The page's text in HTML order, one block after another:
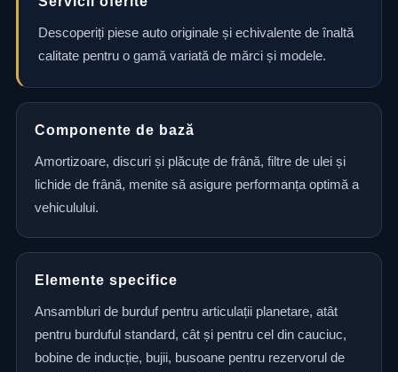
Descoperiți piese auto originale și echivalente de înaltă
calitate pentru o gamă variată de mărci și modele.
Componente de bază
Amortizoare, discuri și plăcuțe de frână, filtre de ulei și
lichide de frână, menite să asigure performanța optimă a
vehiculului.
Elemente specifice
Ansambluri de burduf pentru articulații planetare, atât
pentru burduful standard, cât și pentru cel din cauciuc,
bobine de inducție, bujii, busoane pentru rezervorul de